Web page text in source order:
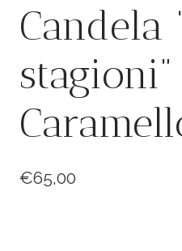
Candela
stagioni”
€65,00